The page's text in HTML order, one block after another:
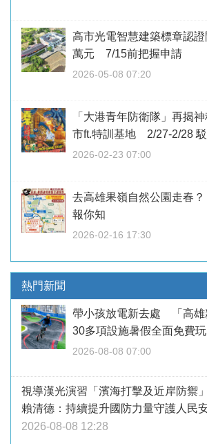
高市光電智慧建築標章認
萬元 7/15前把握申請
2026-05-08 07:20
「大港青年防衛隊」再揭
市ft.特訓基地 2/27-2/28
2026-02-23 07:00
去高雄果嶺自然公園走春
報你知
2026-02-16 17:30
熱門新聞
帶小孩放電新去處 「高雄
30多項設施暑假全面免費玩
2026-08-08 07:00
視導漢光演習「濱海打擊及近岸防禦
賴清德：持續提升國防力量守護人民
2026-08-08 12:28